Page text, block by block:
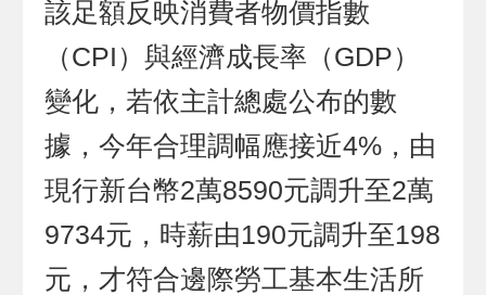
該足額反映消費者物價指數
（CPI）與經濟成長率（GDP）
變化，若依主計總處公布的數
據，今年合理調幅應接近4%，由
現行新台幣2萬8590元調升至2萬
9734元，時薪由190元調升至198
元，才符合邊際勞工基本生活所